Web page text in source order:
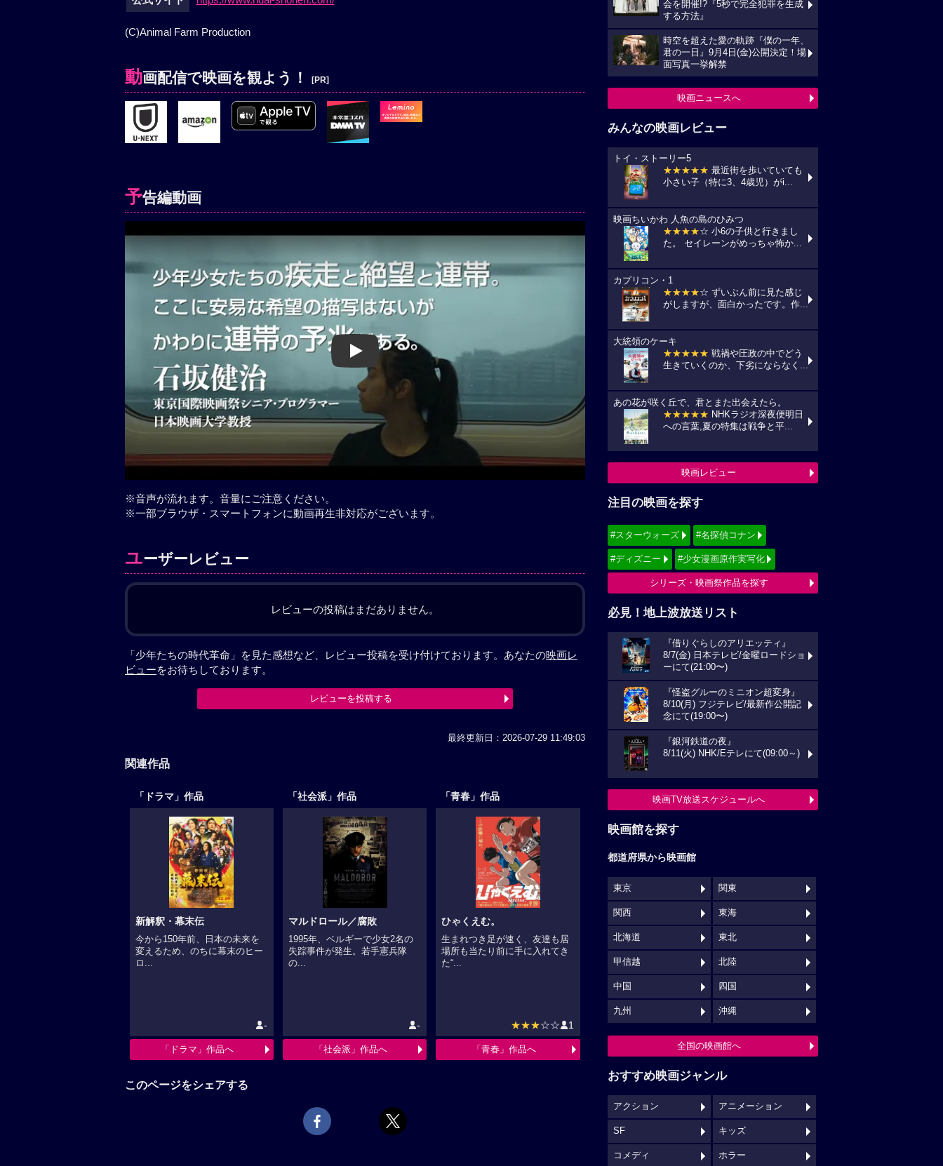
(C)Animal Farm Production
動画配信で映画を観よう！ [PR]
予告編動画
Play
※音声が流れます。音量にご注意ください。
※一部ブラウザ・スマートフォンに動画再生非対応がございます。
ユーザーレビュー
レビューの投稿はまだありません。
「少年たちの時代革命」を見た感想など、レビュー投稿を受け付けております。あなたの映画レ
ビューをお待ちしております。
レビューを投稿する
最終更新日：2026-07-29 11:49:03
関連作品
「ドラマ」作品
新解釈・幕末伝
今から150年前、日本の未来を
変えるため、のちに幕末のヒー
ロ...
-
「ドラマ」作品へ
「社会派」作品
マルドロール／腐敗
1995年、ベルギーで少女2名の
失踪事件が発生。若手憲兵隊
の...
-
「社会派」作品へ
「青春」作品
ひゃくえむ。
生まれつき足が速く、友達も居
場所も当たり前に手に入れてき
た“...
★★★☆☆ 1
「青春」作品へ
このページをシェアする
会を開催!?『5秒で完全犯罪を生成
する方法』
時空を超えた愛の軌跡『僕の一年、
君の一日』9月4日(金)公開決定！場
面写真一挙解禁
映画ニュースへ
みんなの映画レビュー
トイ・ストーリー5
★★★★★ 最近街を歩いていても
小さい子（特に3、4歳児）がi...
映画ちいかわ 人魚の島のひみつ
★★★★☆ 小6の子供と行きまし
た。 セイレーンがめっちゃ怖か...
カプリコン・1
★★★★☆ ずいぶん前に見た感じ
がしますが、面白かったです。作...
大統領のケーキ
★★★★★ 戦禍や圧政の中でどう
生きていくのか、下劣にならなく...
あの花が咲く丘で、君とまた出会えたら。
★★★★★ NHKラジオ深夜便明日
への言葉,夏の特集は戦争と平...
映画レビュー
注目の映画を探す
#スターウォーズ #名探偵コナン
#ディズニー #少女漫画原作実写化
シリーズ・映画祭作品を探す
必見！地上波放送リスト
『借りぐらしのアリエッティ』
8/7(金) 日本テレビ/金曜ロードショ
ーにて(21:00〜)
『怪盗グルーのミニオン超変身』
8/10(月) フジテレビ/最新作公開記
念にて(19:00〜)
『銀河鉄道の夜』
8/11(火) NHK/Eテレにて(09:00～)
映画TV放送スケジュールへ
映画館を探す
都道府県から映画館
東京 関東
関西 東海
北海道 東北
甲信越 北陸
中国 四国
九州 沖縄
全国の映画館へ
おすすめ映画ジャンル
アクション アニメーション
SF キッズ
コメディ ホラー